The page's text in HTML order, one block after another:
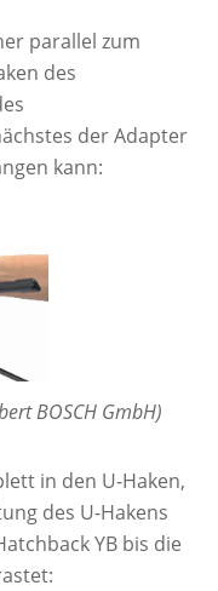
parallel zum
des
der Adapter
kann:
BOSCH GmbH)
in den U-Haken,
des U-Hakens
YB bis die